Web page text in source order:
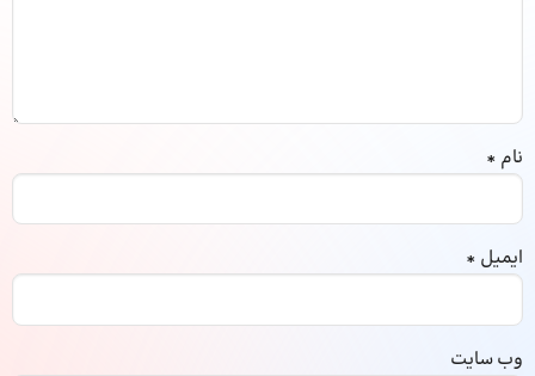
نام *
ایمیل *
وب‌ سایت